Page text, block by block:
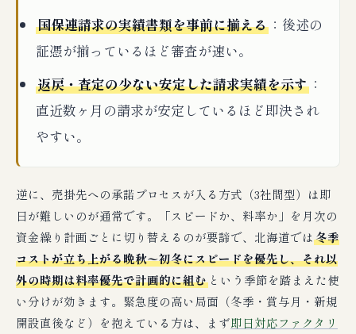
国保連請求の実績書類を事前に揃える ：後述の
証憑が揃っているほど審査が速い。
返戻・査定の少ない安定した請求実績を示す ：
直近数ヶ月の請求が安定しているほど即決され
やすい。
逆に、売掛先への承諾プロセスが入る方式（3社間型）は即
日が難しいのが通常です。「スピードか、料率か」を月次の
資金繰り計画ごとに切り替えるのが要諦で、北海道では冬季
コストが立ち上がる晩秋〜初冬にスピードを優先し、それ以
外の時期は料率優先で計画的に組む という季節を踏まえた使
い分けが効きます。緊急度の高い局面（冬季・賞与月・新規
開設直後など）を抱えている方は、まず即日対応ファクタリ